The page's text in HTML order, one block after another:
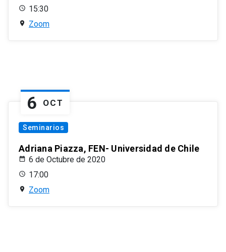
15:30
Zoom
6 OCT
Seminarios
Adriana Piazza, FEN- Universidad de Chile
6 de Octubre de 2020
17:00
Zoom